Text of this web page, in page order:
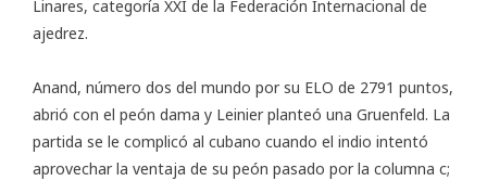
Linares, categoría XXI de la Federación Internacional de
ajedrez.
Anand, número dos del mundo por su ELO de 2791 puntos,
abrió con el peón dama y Leinier planteó una Gruenfeld. La
partida se le complicó al cubano cuando el indio intentó
aprovechar la ventaja de su peón pasado por la columna c;